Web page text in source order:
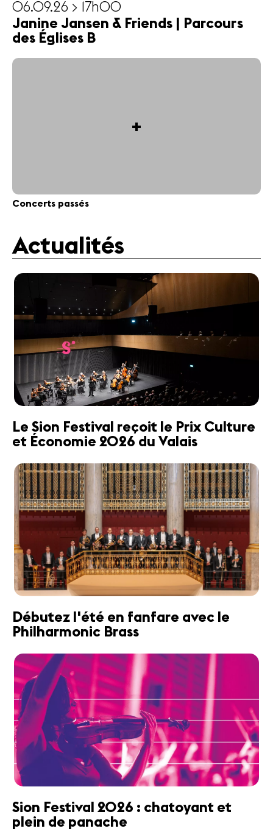
06.09.26 > 17h00
Janine Jansen & Friends | Parcours
des Églises B
+
Concerts passés
Actualités
Le Sion Festival reçoit le Prix Culture
et Économie 2026 du Valais
Débutez l'été en fanfare avec le
Philharmonic Brass
Sion Festival 2026 : chatoyant et
plein de panache